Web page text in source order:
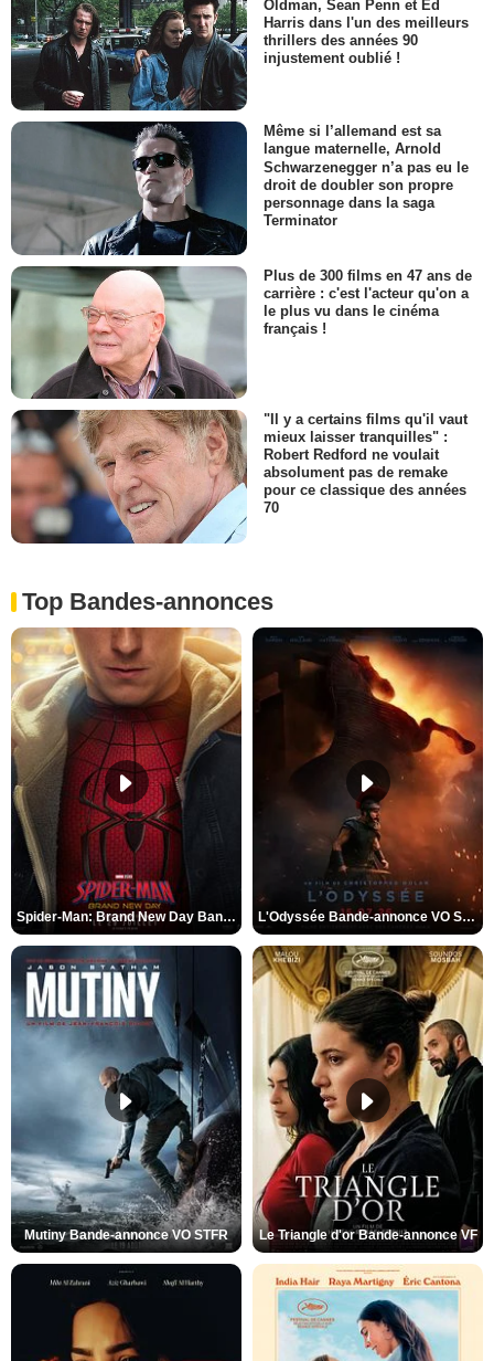
Oldman, Sean Penn et Ed
Harris dans l'un des meilleurs
thrillers des années 90
injustement oublié !
Même si l’allemand est sa
langue maternelle, Arnold
Schwarzenegger n’a pas eu le
droit de doubler son propre
personnage dans la saga
Terminator
Plus de 300 films en 47 ans de
carrière : c'est l'acteur qu'on a
le plus vu dans le cinéma
français !
"Il y a certains films qu'il vaut
mieux laisser tranquilles" :
Robert Redford ne voulait
absolument pas de remake
pour ce classique des années
70
Top Bandes-annonces
Spider-Man: Brand New Day Bande-annonce VO STFR L'Odyssée Bande-annonce VO STFR
Mutiny Bande-annonce VO STFR Le Triangle d'or Bande-annonce VF